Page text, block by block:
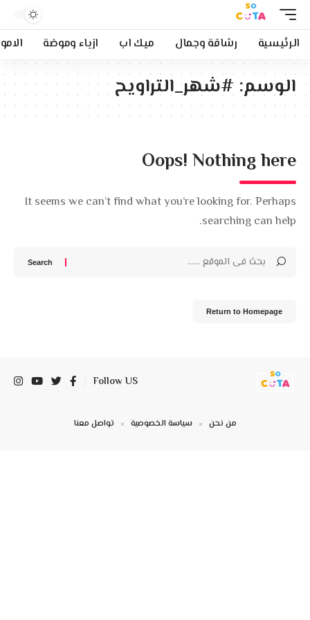
الرئيسية رشاقة وجمال ميك اب ازياء وموضة
الوسم: #شهر_التراويح
Oops! Nothing here
It seems we can’t find what you’re looking for. Perhaps
searching can help.
Return to Homepage
Follow US
من نحن سياسة الخصوصية تواصل معنا